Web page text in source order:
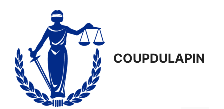
COUPDULAPIN